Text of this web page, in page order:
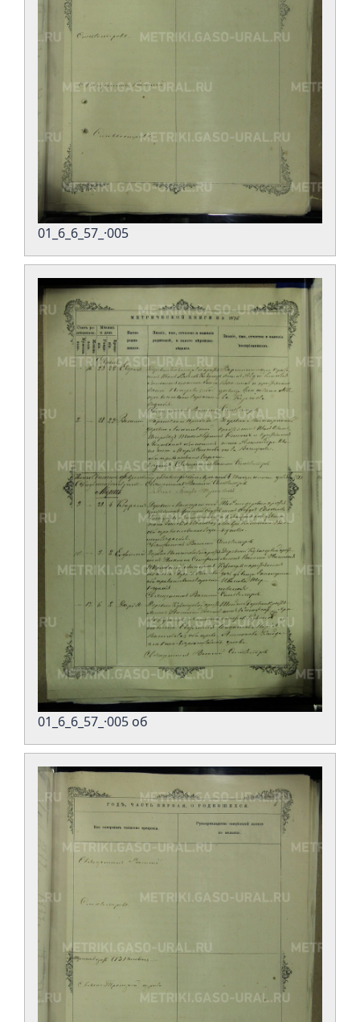
01_6_6_57_·005
01_6_6_57_·005 об